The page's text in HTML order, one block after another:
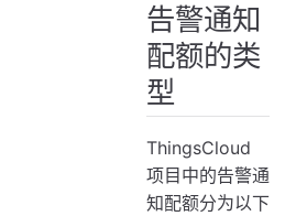
告警通知
配额的类
型
ThingsCloud
项目中的告警通
知配额分为以下